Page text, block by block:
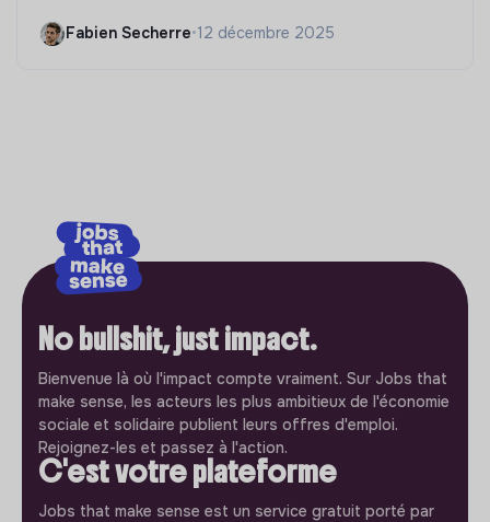
Fabien Secherre•12 décembre 2025
No bullshit, just impact.
Bienvenue là où l'impact compte vraiment. Sur Jobs that
make sense, les acteurs les plus ambitieux de l'économie
sociale et solidaire publient leurs offres d'emploi.
Rejoignez-les et passez à l'action.
C'est votre plateforme
Jobs that make sense est un service gratuit porté par